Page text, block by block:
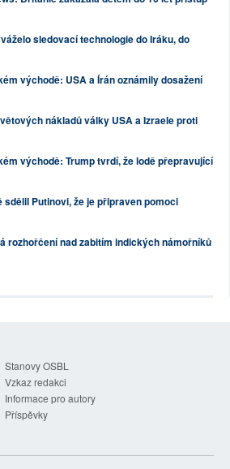
sledovací technologie do Iráku, do
východě: USA a Írán oznámily dosažení
nákladů války USA a Izraele proti
východě: Trump tvrdí, že lodě přepravující
sdělil Putinovi, že je připraven pomoci
rozhořčení nad zabitím indických námořníků
Stanovy OSBL
Vzkaz redakci
Informace pro autory
Příspěvky